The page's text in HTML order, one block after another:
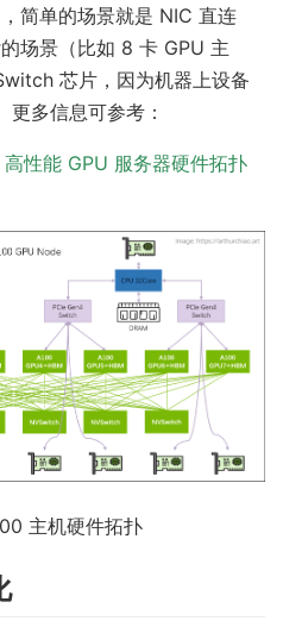
简单的场景就是 NIC 直连
场景（比如 8 卡 GPU 主
芯片，因为机器上设备
多信息可参考：
性能 GPU 服务器硬件拓扑
主机硬件拓扑